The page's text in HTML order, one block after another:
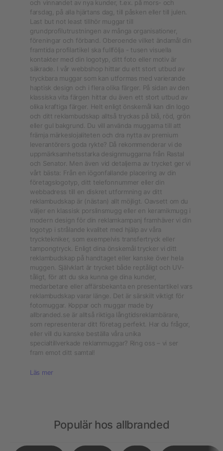
och vinnandet av nya kunder, t.ex. på mors- och
farsdag, på alla hjärtans dag, till påsken eller till julen.
Last but not least tillhör muggar till
grundprofilutrustningen av många organisationer,
föreningar och förband. Oberoende vilket ändamål din
framtida profilartikel ska fullfölja - tusen visuella
kontakter med din logotyp, ditt foto eller motiv är
säkrade. I vår webbshop hittar du ett stort utbud av
tryckbara muggar som kan utformas med varierande
haptisk design och i flera olika färger. På sidan av den
klassiska vita färgen hittar du även ett stort utbud av
olika kraftiga färger. Helt enligt önskemål kan din logo
och ditt reklambudskap alltså tryckas på blå, röd, grön
eller gul bakgrund. Du vill använda muggarna till att
främja märkeslojaliteten och dra nytta av premium
leverantörers goda rykte? Då rekommenderar vi de
uppmärksamhetsstarka designmuggarna från Rastal
och Senator. Men även vid detaljerna av trycket ger vi
vårt bästa: Från en iögonfallande placering av din
företagslogotyp, ditt telefonnummer eller din
webbadress till en diskret utformning av ditt
reklambudskap är (nästan) allt möjligt. Oavsett om du
väljer en klassisk porslinsmugg eller en keramikmugg i
modern design för din reklamkampanj framhäver vi din
logotyp i strålande kvalitet med hjälp av våra
trycktekniker, som exempelvis transfertryck eller
tampongtryck. Enligt dina önskemål trycker vi ditt
reklambudskap på handtaget eller kanske över hela
muggen. Självklart är trycket både reptåligt och UV-
tåligt, för att du ska kunna ge dina kunder,
medarbetare eller affärsbekanta en presentartikel vars
reklambudskap varar länge. Det är särskilt viktigt för
fotomuggar. Koppar och muggar made by
allbranded.se är alltså riktiga långtidsreklambärare,
som representerar ditt företag perfekt. Har du frågor,
eller vill du kanske beställa våra unika
specialtillverkade reklammuggar? Ring oss – vi ser
fram emot ditt samtal!
Läs mer
Populär hos allbranded